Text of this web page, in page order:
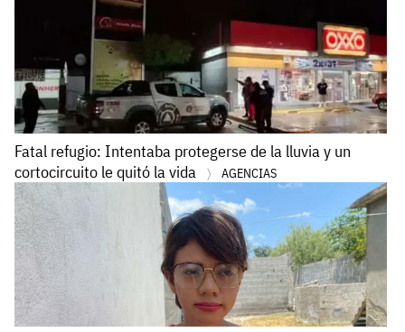
Fatal refugio: Intentaba protegerse de la lluvia y un
cortocircuito le quitó la vida
AGENCIAS